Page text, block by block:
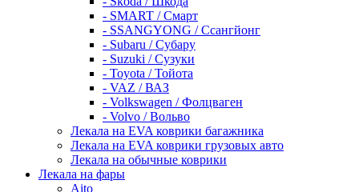
- SMART / Смарт
- SSANGYONG / Ссангйонг
- Subaru / Субару
- Suzuki / Сузуки
- Toyota / Тойота
- VAZ / ВАЗ
- Volkswagen / Фолцваген
- Volvo / Вольво
Лекала на EVA коврики багажника
Лекала на EVA коврики грузовых авто
Лекала на обычные коврики
Лекала на фары
Aito